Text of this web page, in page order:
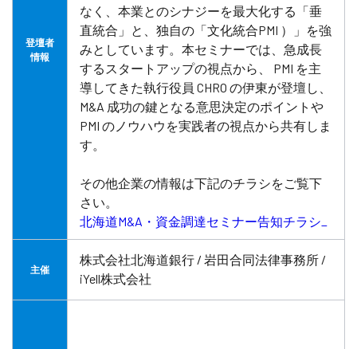
登壇者
情報
なく、本業とのシナジーを最大化する「垂
直統合」と、独自の「文化統合PMI ）」を強
みとしています。本セミナーでは、急成長
するスタートアップの視点から、 PMI を主
導してきた執行役員 CHRO の伊東が登壇し、
M&A 成功の鍵となる意思決定のポイントや
PMI のノウハウを実践者の視点から共有しま
す。
その他企業の情報は下記のチラシをご覧下
さい。
北海道M&A・資金調達セミナー告知チラシ_
主催
株式会社北海道銀行 / 岩田合同法律事務所 /
iYell株式会社